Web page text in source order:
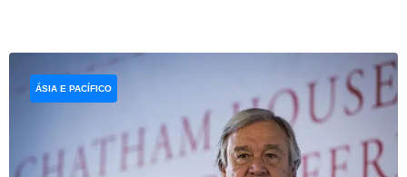
ÁSIA E PACÍFICO